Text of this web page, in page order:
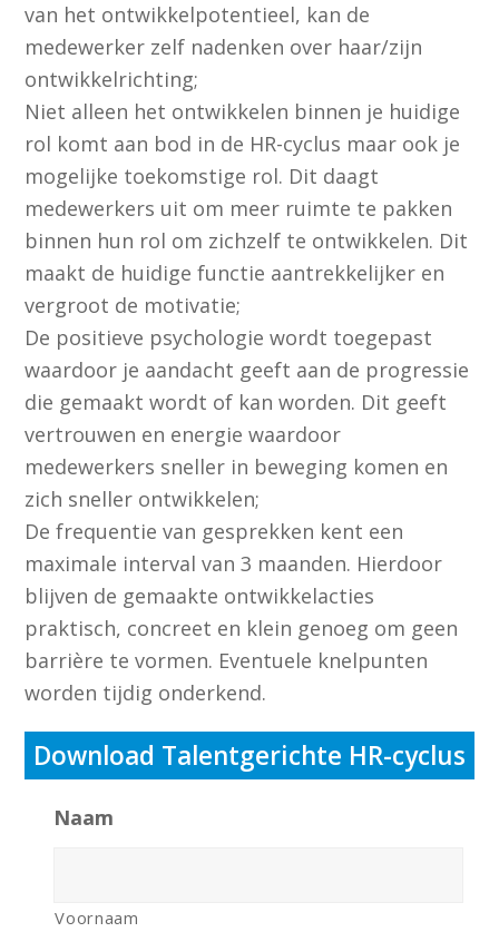
van het ontwikkelpotentieel, kan de
medewerker zelf nadenken over haar/zijn
ontwikkelrichting;
Niet alleen het ontwikkelen binnen je huidige
rol komt aan bod in de HR-cyclus maar ook je
mogelijke toekomstige rol. Dit daagt
medewerkers uit om meer ruimte te pakken
binnen hun rol om zichzelf te ontwikkelen. Dit
maakt de huidige functie aantrekkelijker en
vergroot de motivatie;
De positieve psychologie wordt toegepast
waardoor je aandacht geeft aan de progressie
die gemaakt wordt of kan worden. Dit geeft
vertrouwen en energie waardoor
medewerkers sneller in beweging komen en
zich sneller ontwikkelen;
De frequentie van gesprekken kent een
maximale interval van 3 maanden. Hierdoor
blijven de gemaakte ontwikkelacties
praktisch, concreet en klein genoeg om geen
barrière te vormen. Eventuele knelpunten
worden tijdig onderkend.
Download Talentgerichte HR-cyclus
Naam
Voornaam